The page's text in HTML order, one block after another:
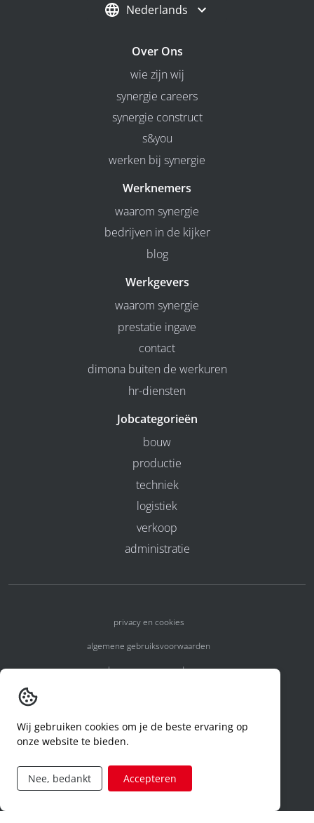
Nederlands
Over Ons
wie zijn wij
synergie careers
synergie construct
s&you
werken bij synergie
Werknemers
waarom synergie
bedrijven in de kijker
blog
Werkgevers
waarom synergie
prestatie ingave
contact
dimona buiten de werkuren
hr-diensten
Jobcategorieën
bouw
productie
techniek
logistiek
verkoop
administratie
privacy en cookies
algemene gebruiksvoorwaarden
algemene voorwaarden
code of conduct
aanvraag rechten ivm privacy
Wij gebruiken cookies om je de beste ervaring op
onze website te bieden.
Nee, bedankt Accepteren